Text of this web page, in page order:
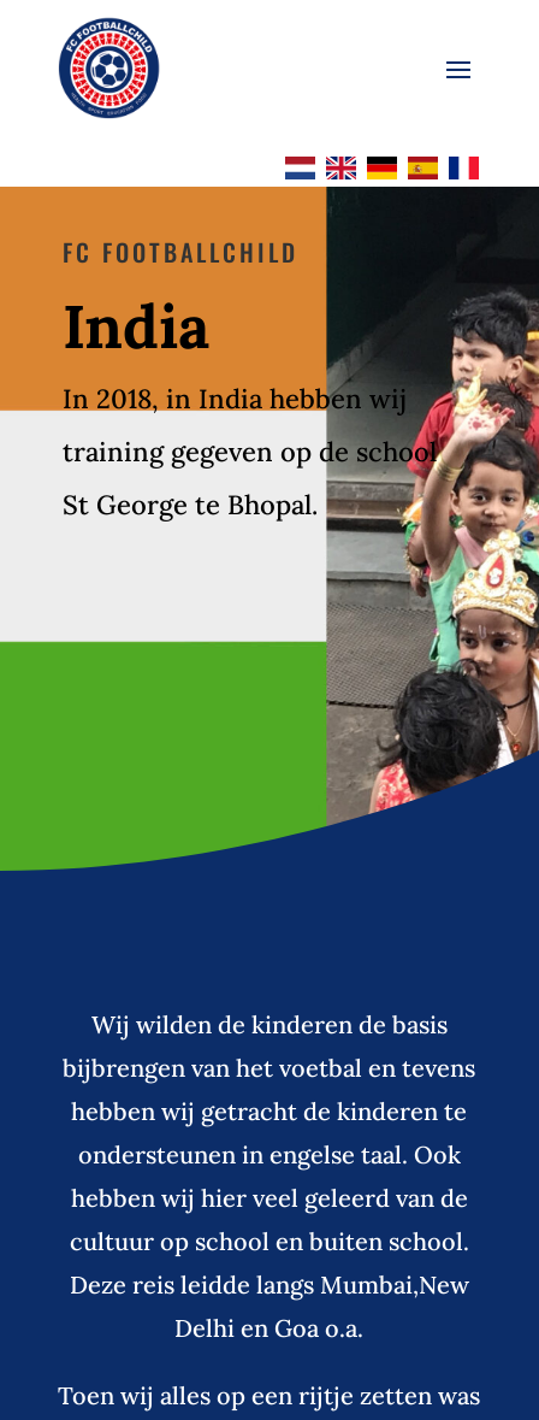
FC FOOTBALLCHILD
India
In 2018, in India hebben wij
training gegeven op de school
St George te Bhopal.
Wij wilden de kinderen de basis
bijbrengen van het voetbal en tevens
hebben wij getracht de kinderen te
ondersteunen in engelse taal. Ook
hebben wij hier veel geleerd van de
cultuur op school en buiten school.
Deze reis leidde langs Mumbai,New
Delhi en Goa o.a.
Toen wij alles op een rijtje zetten was